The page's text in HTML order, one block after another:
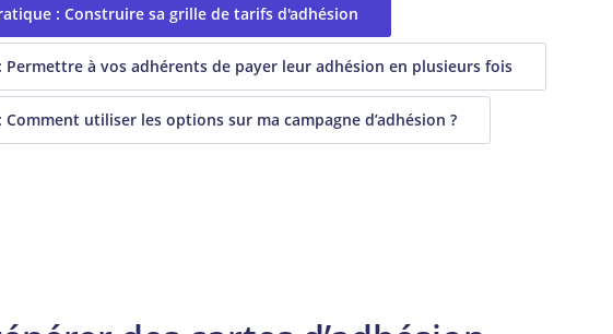
: Construire sa grille de tarifs d'adhésion
Permettre à vos adhérents de payer leur adhésion en plusieurs fois
Comment utiliser les options sur ma campagne d’adhésion ?